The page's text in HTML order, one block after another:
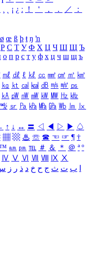
¸ ¡ ¿ ː ！ ＇ ， ． ／
：
ø œ ß þ ŧ ŋ ŉ
Р С Т У Ф Х Ц Ч Ш Щ Ъ
о п р с т у ф х ц ч ш щ ъ
㎖ ㎗ ℓ ㎘ ㏄ ㎣ ㎤ ㎥ ㎦
㎏ ㏏ ㎈ ㎉ ㏈ ㎧ ㎨ ㎰
㎄ ㎺ ㎻ ㎽ ㎾ ㎿ ㎐ ㎑
㎯ ㏛ ㎩ ㎪ ㎫ ㎬ ㏝ ㏐
㏓
↑ ↓ ↔ 〓 ◁ ◀ ▷ ▶ ♤
▦ ▩ ♨ ☏ ☎ ☜ ☞ ¶ †
㏂ ㏘ ℡ ＃ ＆ ＊ ＠ ª º
Ⅳ Ⅴ Ⅵ Ⅶ Ⅷ Ⅸ Ⅹ
ب ت ث ج ح خ د ذ ر ز